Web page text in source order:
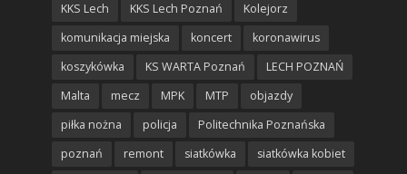
KKS Lech
KKS Lech Poznań
Kolejorz
komunikacja miejska
koncert
koronawirus
koszykówka
KS WARTA Poznań
LECH POZNAŃ
Malta
mecz MPK MTP
objazdy
piłka nożna
policja
Politechnika Poznańska
poznań
remont siatkówka
siatkówka kobiet